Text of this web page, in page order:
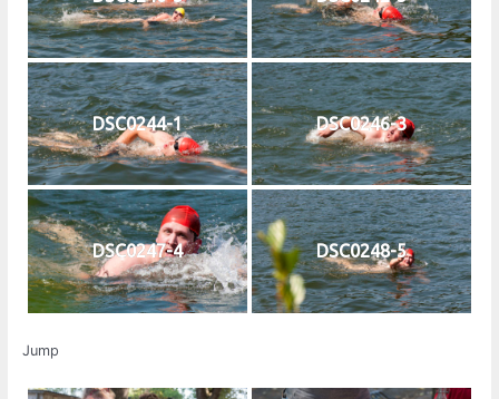
DSC0244-1 DSC0246-3
DSC0247-4 DSC0248-5
Jump